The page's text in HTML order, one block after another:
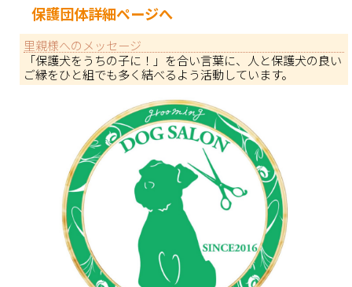
保護団体詳細ページへ
里親様へのメッセージ
「保護犬をうちの子に！」を合い言葉に、人と保護犬の良い
ご縁をひと組でも多く結べるよう活動しています。